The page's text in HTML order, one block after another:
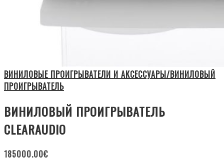
ВИНИЛОВЫЕ ПРОИГРЫВАТЕЛИ И АКСЕССУАРЫ/ВИНИЛОВЫЙ
ПРОИГРЫВАТЕЛЬ
ВИНИЛОВЫЙ ПРОИГРЫВАТЕЛЬ
CLEARAUDIO
185000.00€